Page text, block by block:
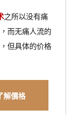
之所以没有痛
而无痛人流的
但具体的价格
解價格